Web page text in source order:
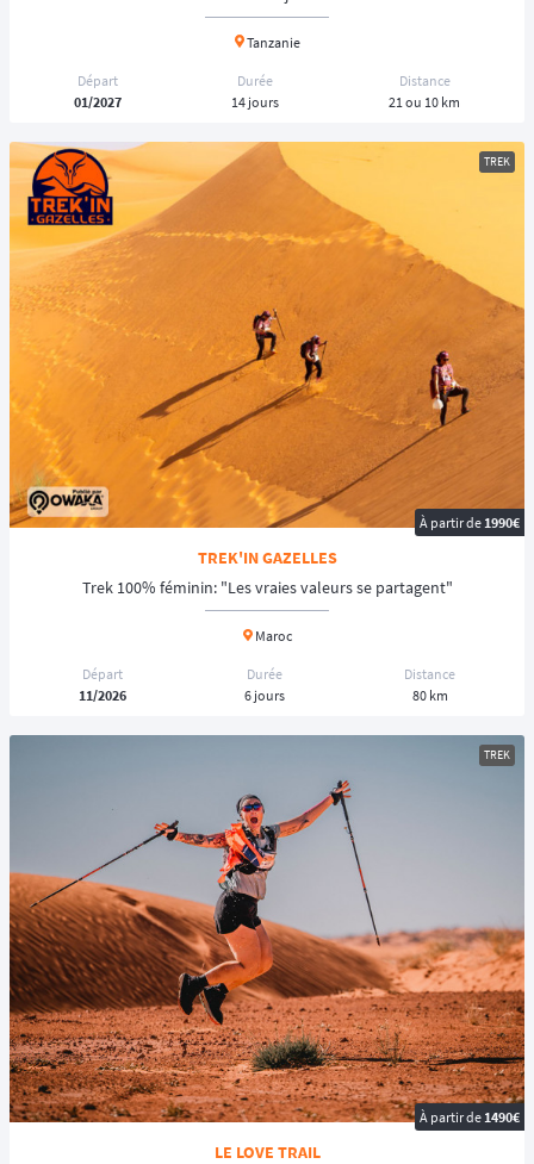
Tanzanie
Départ
01/2027
Durée
14 jours
Distance
21 ou 10 km
TREK
À partir de1990€
TREK'IN GAZELLES
Trek 100% féminin: "Les vraies valeurs se partagent"
Maroc
Départ
11/2026
Durée
6 jours
Distance
80 km
TREK
À partir de 1490€
LE LOVE TRAIL